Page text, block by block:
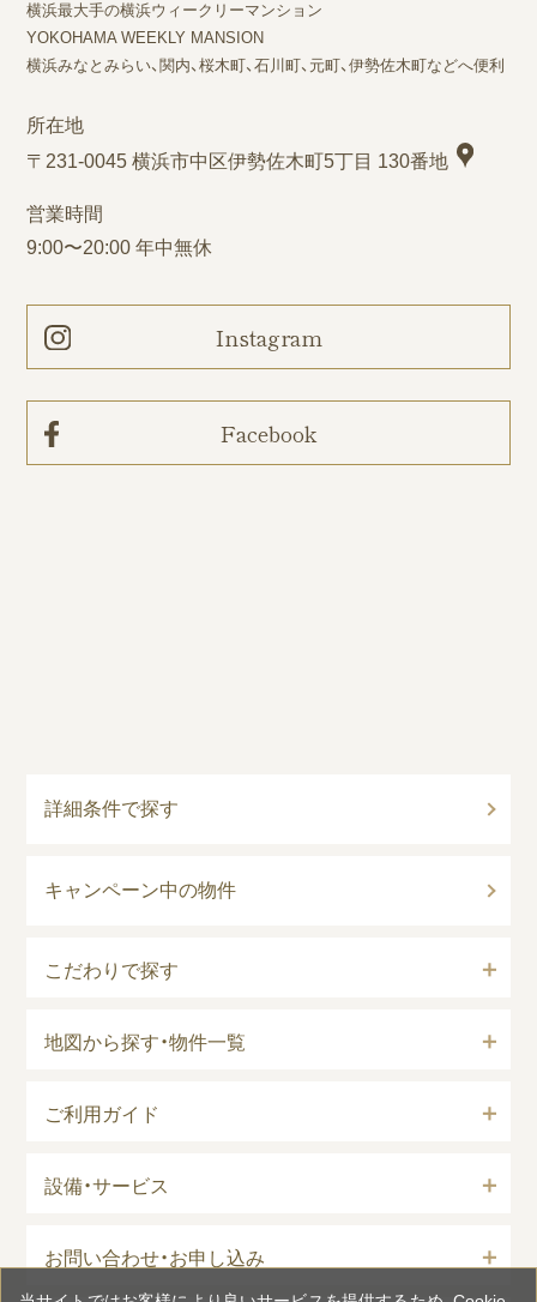
横浜最大手の横浜ウィークリーマンション
YOKOHAMA WEEKLY MANSION
横浜みなとみらい、関内、桜木町、石川町、元町、伊勢佐木町などへ便利
所在地
〒231-0045 横浜市中区伊勢佐木町5丁目 130番地
営業時間
9:00〜20:00 年中無休
Instagram
Facebook
詳細条件で探す
キャンペーン中の物件
こだわりで探す
地図から探す・物件一覧
ご利用ガイド
設備・サービス
お問い合わせ・お申し込み